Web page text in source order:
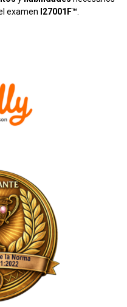
examen I27001F™.